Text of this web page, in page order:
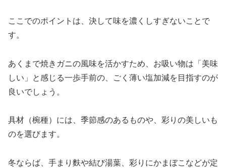
ここでのポイントは、決して味を濃くしすぎないことで
す。
あくまで焼きガニの風味を活かすため、お吸い物は「美味
しい」と感じる一歩手前の、ごく薄い塩加減を目指すのが
良いでしょう。
具材（椀種）には、季節感のあるものや、彩りの美しいも
のを選びます。
冬ならば、手まり麩や結び湯葉、彩りにかまぼこなどが定